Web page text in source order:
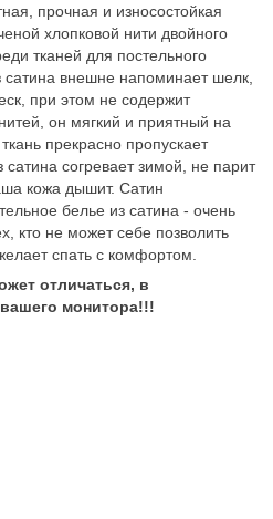
прочная и износостойкая
хлопковой нити двойного
тканей для постельного
внешне напоминает шелк,
при этом не содержит
он мягкий и приятный на
прекрасно пропускает
сатина согревает зимой, не парит
кожа дышит. Сатин
белье из сатина - очень
кто не может себе позволить
спать с комфортом.
отличаться, в
монитора!!!